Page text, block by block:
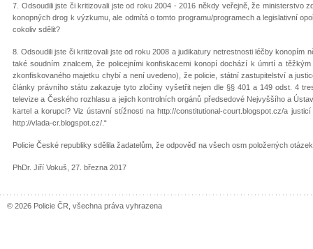
7. Odsoudili jste či kritizovali jste od roku 2004 - 2016 někdy veřejně, že ministerstvo
konopných drog k výzkumu, ale odmítá o tomto programu/programech a legislativní
cokoliv sdělit?
8. Odsoudili jste či kritizovali jste od roku 2008 a judikatury netrestnosti léčby konopím
také soudním znalcem, že policejními konfiskacemi konopí dochází k úmrtí a
zkonfiskovaného majetku chybí a není uvedeno), že policie, státní zastupitelství a
články právního státu zakazuje tyto zločiny vyšetřit nejen dle §§ 401 a 149 odst. 4
televize a Českého rozhlasu a jejich kontrolních orgánů předsedové Nejvyššího a
kartel a korupci? Viz ústavní stížnosti na http://constitutional-court.blogspot.cz/a
http://vlada-cr.blogspot.cz/.“
Policie České republiky sdělila žadatelům, že odpověď na všech osm položených otázek
PhDr. Jiří Vokuš, 27. března 2017
© 2026 Policie ČR, všechna práva vyhrazena